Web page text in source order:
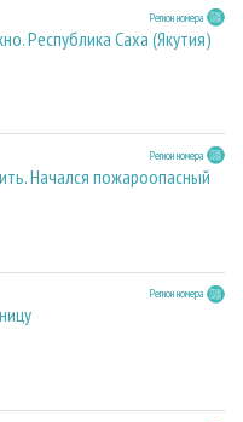
Регион номера
Республика Саха (Якутия)
Регион номера
Начался пожароопасный
Регион номера